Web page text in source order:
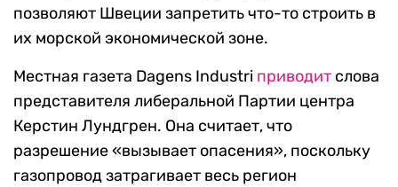
позволяют Швеции запретить что-то строить в
их морской экономической зоне.
Местная газета Dagens Industri приводит слова
представителя либеральной Партии центра
Керстин Лундгрен. Она считает, что
разрешение «вызывает опасения», поскольку
газопровод затрагивает весь регион